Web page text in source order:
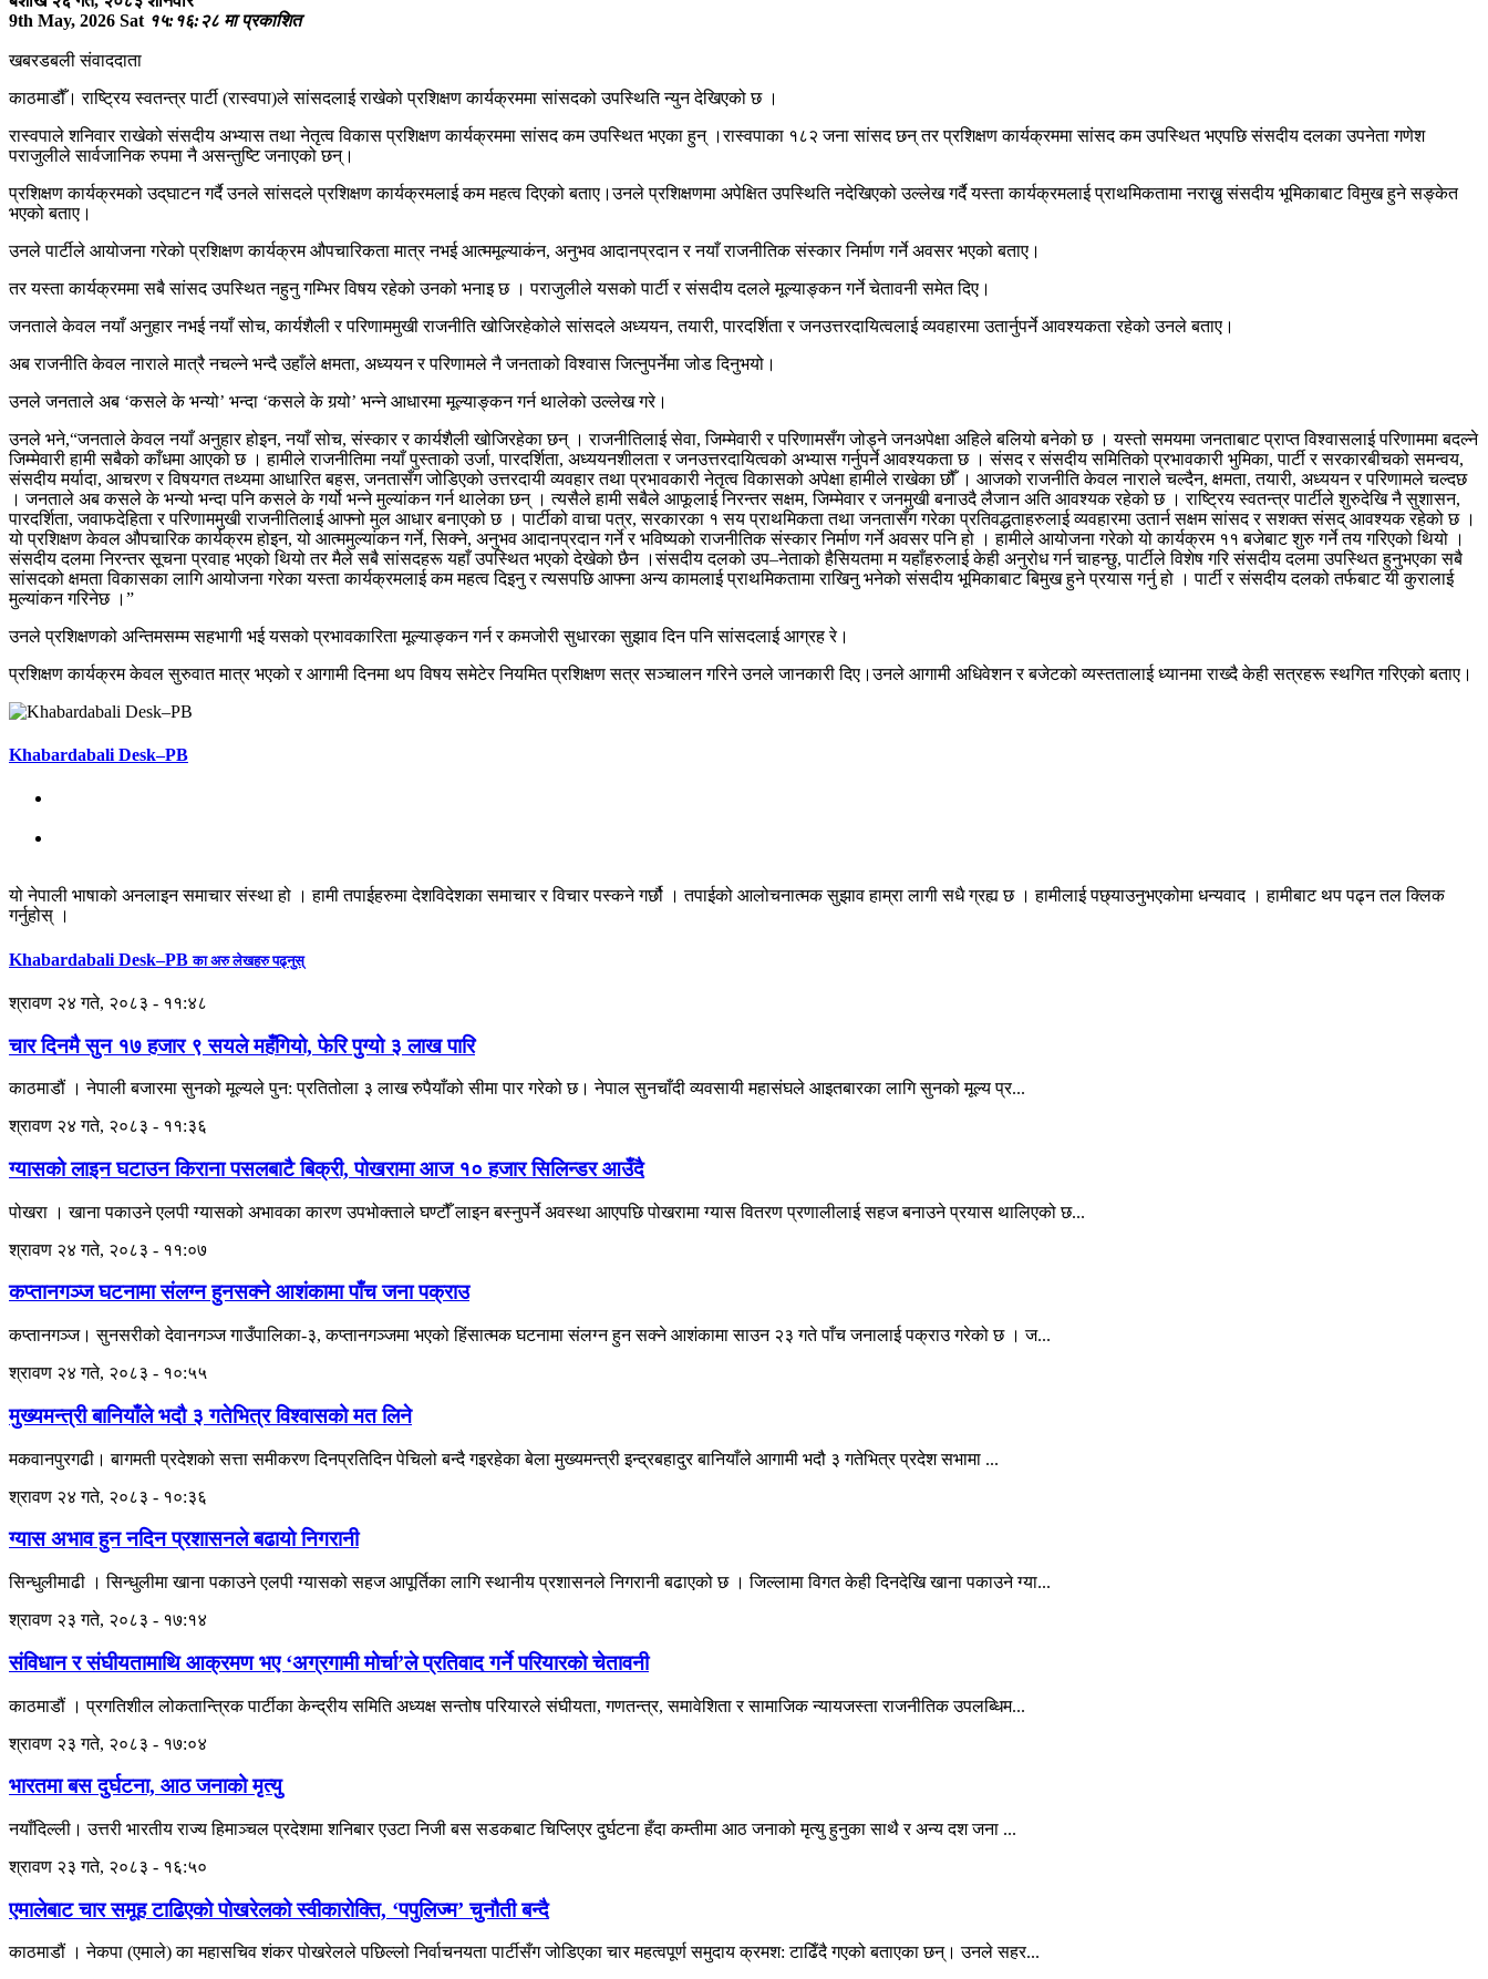
9th May, 2026 Sat १५:१६:२८ मा प्रकाशित
खबरडबली संवाददाता
काठमाडौँ। राष्ट्रिय स्वतन्त्र पार्टी (रास्वपा)ले सांसदलाई राखेको प्रशिक्षण कार्यक्रममा सांसदको उपस्थिति न्युन देखिएको छ ।
रास्वपाले शनिवार राखेको संसदीय अभ्यास तथा नेतृत्व विकास प्रशिक्षण कार्यक्रममा सांसद कम उपस्थित भएका हुन् ।रास्वपाका १८२ जना सांसद छन् तर प्रशिक्षण कार्यक्रममा सांसद कम उपस्थित भएपछि संसदीय दलका उपनेता गणेश
पराजुलीले सार्वजानिक रुपमा नै असन्तुष्टि जनाएको छन्।
प्रशिक्षण कार्यक्रमको उद्‌घाटन गर्दै उनले सांसदले प्रशिक्षण कार्यक्रमलाई कम महत्व दिएको बताए।उनले प्रशिक्षणमा अपेक्षित उपस्थिति नदेखिएको उल्लेख गर्दै यस्ता कार्यक्रमलाई प्राथमिकतामा नराख्नु संसदीय भूमिकाबाट विमुख हुने सङ्केत
भएको बताए।
उनले पार्टीले आयोजना गरेको प्रशिक्षण कार्यक्रम औपचारिकता मात्र नभई आत्ममूल्याकंन, अनुभव आदानप्रदान र नयाँ राजनीतिक संस्कार निर्माण गर्ने अवसर भएको बताए।
तर यस्ता कार्यक्रममा सबै सांसद उपस्थित नहुनु गम्भिर विषय रहेको उनको भनाइ छ । पराजुलीले यसको पार्टी र संसदीय दलले मूल्याङ्कन गर्ने चेतावनी समेत दिए।
जनताले केवल नयाँ अनुहार नभई नयाँ सोच, कार्यशैली र परिणाममुखी राजनीति खोजिरहेकोले सांसदले अध्ययन, तयारी, पारदर्शिता र जनउत्तरदायित्वलाई व्यवहारमा उतार्नुपर्ने आवश्यकता रहेको उनले बताए।
अब राजनीति केवल नाराले मात्रै नचल्ने भन्दै उहाँले क्षमता, अध्ययन र परिणामले नै जनताको विश्वास जित्नुपर्नेमा जोड दिनुभयो।
उनले जनताले अब ‘कसले के भन्यो’ भन्दा ‘कसले के गर्‍यो’ भन्ने आधारमा मूल्याङ्कन गर्न थालेको उल्लेख गरे।
उनले भने,“जनताले केवल नयाँ अनुहार होइन, नयाँ सोच, संस्कार र कार्यशैली खोजिरहेका छन् । राजनीतिलाई सेवा, जिम्मेवारी र परिणामसँग जोड्ने जनअपेक्षा अहिले बलियो बनेको छ । यस्तो समयमा जनताबाट प्राप्त विश्वासलाई परिणाममा बदल्ने
जिम्मेवारी हामी सबैको काँधमा आएको छ । हामीले राजनीतिमा नयाँ पुस्ताको उर्जा, पारदर्शिता, अध्ययनशीलता र जनउत्तरदायित्वको अभ्यास गर्नुपर्ने आवश्यकता छ । संसद र संसदीय समितिको प्रभावकारी भुमिका, पार्टी र सरकारबीचको समन्वय,
संसदीय मर्यादा, आचरण र विषयगत तथ्यमा आधारित बहस, जनतासँग जोडिएको उत्तरदायी व्यवहार तथा प्रभावकारी नेतृत्व विकासको अपेक्षा हामीले राखेका छौँ । आजको राजनीति केवल नाराले चल्दैन, क्षमता, तयारी, अध्ययन र परिणामले चल्दछ
। जनताले अब कसले के भन्यो भन्दा पनि कसले के गर्यो भन्ने मुल्यांकन गर्न थालेका छन् । त्यसैले हामी सबैले आफूलाई निरन्तर सक्षम, जिम्मेवार र जनमुखी बनाउदै लैजान अति आवश्यक रहेको छ । राष्ट्रिय स्वतन्त्र पार्टीले शुरुदेखि नै सुशासन,
पारदर्शिता, जवाफदेहिता र परिणाममुखी राजनीतिलाई आफ्नो मुल आधार बनाएको छ । पार्टीको वाचा पत्र, सरकारका १ सय प्राथमिकता तथा जनतासँग गरेका प्रतिवद्धताहरुलाई व्यवहारमा उतार्न सक्षम सांसद र सशक्त संसद् आवश्यक रहेको छ ।
यो प्रशिक्षण केवल औपचारिक कार्यक्रम होइन, यो आत्ममुल्यांकन गर्ने, सिक्ने, अनुभव आदानप्रदान गर्ने र भविष्यको राजनीतिक संस्कार निर्माण गर्ने अवसर पनि हो । हामीले आयोजना गरेको यो कार्यक्रम ११ बजेबाट शुरु गर्ने तय गरिएको थियो ।
संसदीय दलमा निरन्तर सूचना प्रवाह भएको थियो तर मैले सबै सांसदहरू यहाँ उपस्थित भएको देखेको छैन ।संसदीय दलको उप–नेताको हैसियतमा म यहाँहरुलाई केही अनुरोध गर्न चाहन्छु, पार्टीले विशेष गरि संसदीय दलमा उपस्थित हुनुभएका सबै
सांसदको क्षमता विकासका लागि आयोजना गरेका यस्ता कार्यक्रमलाई कम महत्व दिइनु र त्यसपछि आफ्ना अन्य कामलाई प्राथमिकतामा राखिनु भनेको संसदीय भूमिकाबाट बिमुख हुने प्रयास गर्नु हो । पार्टी र संसदीय दलको तर्फबाट यी कुरालाई
मुल्यांकन गरिनेछ ।”
उनले प्रशिक्षणको अन्तिमसम्म सहभागी भई यसको प्रभावकारिता मूल्याङ्कन गर्न र कमजोरी सुधारका सुझाव दिन पनि सांसदलाई आग्रह रे।
प्रशिक्षण कार्यक्रम केवल सुरुवात मात्र भएको र आगामी दिनमा थप विषय समेटेर नियमित प्रशिक्षण सत्र सञ्चालन गरिने उनले जानकारी दिए।उनले आगामी अधिवेशन र बजेटको व्यस्ततालाई ध्यानमा राख्दै केही सत्रहरू स्थगित गरिएको बताए।
Khabardabali Desk–PB
यो नेपाली भाषाको अनलाइन समाचार संस्था हो । हामी तपाईहरुमा देशविदेशका समाचार र विचार पस्कने गर्छौ । तपाईको आलोचनात्मक सुझाव हाम्रा लागी सधै ग्रह्य छ । हामीलाई पछ्याउनुभएकोमा धन्यवाद । हामीबाट थप पढ्न तल क्लिक
गर्नुहोस् ।
Khabardabali Desk–PBका अरु लेखहरु पढ्नुस्
श्रावण २४ गते, २०८३ - ११:४८
चार दिनमै सुन १७ हजार ९ सयले महँगियो, फेरि पुग्यो ३ लाख पारि
काठमाडौं । नेपाली बजारमा सुनको मूल्यले पुन: प्रतितोला ३ लाख रुपैयाँको सीमा पार गरेको छ। नेपाल सुनचाँदी व्यवसायी महासंघले आइतबारका लागि सुनको मूल्य प्र...
श्रावण २४ गते, २०८३ - ११:३६
ग्यासको लाइन घटाउन किराना पसलबाटै बिक्री, पोखरामा आज १० हजार सिलिन्डर आउँदै
पोखरा । खाना पकाउने एलपी ग्यासको अभावका कारण उपभोक्ताले घण्टौँ लाइन बस्नुपर्ने अवस्था आएपछि पोखरामा ग्यास वितरण प्रणालीलाई सहज बनाउने प्रयास थालिएको छ...
श्रावण २४ गते, २०८३ - ११:०७
कप्तानगञ्ज घटनामा संलग्न हुनसक्ने आशंकामा पाँच जना पक्राउ
कप्तानगञ्ज। सुनसरीको देवानगञ्ज गाउँपालिका-३, कप्तानगञ्जमा भएको हिंसात्मक घटनामा संलग्न हुन सक्ने आशंकामा साउन २३ गते पाँच जनालाई पक्राउ गरेको छ । ज...
श्रावण २४ गते, २०८३ - १०:५५
मुख्यमन्त्री बानियाँले भदौ ३ गतेभित्र विश्वासको मत लिने
मकवानपुरगढी। बागमती प्रदेशको सत्ता समीकरण दिनप्रतिदिन पेचिलो बन्दै गइरहेका बेला मुख्यमन्त्री इन्द्रबहादुर बानियाँले आगामी भदौ ३ गतेभित्र प्रदेश सभामा ...
श्रावण २४ गते, २०८३ - १०:३६
ग्यास अभाव हुन नदिन प्रशासनले बढायो निगरानी
सिन्धुलीमाढी । सिन्धुलीमा खाना पकाउने एलपी ग्यासको सहज आपूर्तिका लागि स्थानीय प्रशासनले निगरानी बढाएको छ । जिल्लामा विगत केही दिनदेखि खाना पकाउने ग्या...
श्रावण २३ गते, २०८३ - १७:१४
संविधान र संघीयतामाथि आक्रमण भए ‘अग्रगामी मोर्चा’ले प्रतिवाद गर्ने परियारको चेतावनी
काठमाडौं । प्रगतिशील लोकतान्त्रिक पार्टीका केन्द्रीय समिति अध्यक्ष सन्तोष परियारले संघीयता, गणतन्त्र, समावेशिता र सामाजिक न्यायजस्ता राजनीतिक उपलब्धिम...
श्रावण २३ गते, २०८३ - १७:०४
भारतमा बस दुर्घटना, आठ जनाको मृत्यु
नयाँदिल्ली। उत्तरी भारतीय राज्य हिमाञ्चल प्रदेशमा शनिबार एउटा निजी बस सडकबाट चिप्लिएर दुर्घटना हँदा कम्तीमा आठ जनाको मृत्यु हुनुका साथै र अन्य दश जना ...
श्रावण २३ गते, २०८३ - १६:५०
एमालेबाट चार समूह टाढिएको पोखरेलको स्वीकारोक्ति, ‘पपुलिज्म’ चुनौती बन्दै
काठमाडौं । नेकपा (एमाले) का महासचिव शंकर पोखरेलले पछिल्लो निर्वाचनयता पार्टीसँग जोडिएका चार महत्वपूर्ण समुदाय क्रमश: टाढिँदै गएको बताएका छन्। उनले सहर...